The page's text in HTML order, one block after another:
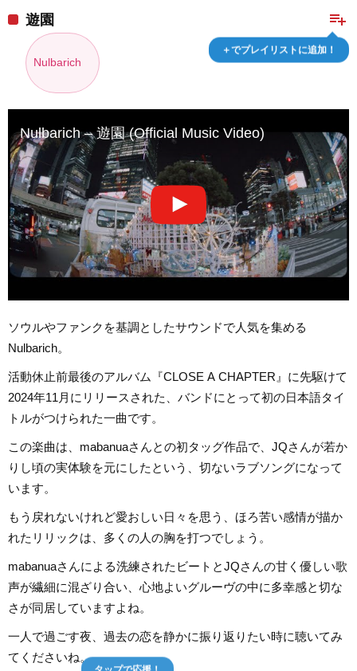
playlist_add
＋でプレイリストに追加！
遊園
Nulbarich
Nulbarich – 遊園 (Official Music Video)
ソウルやファンクを基調としたサウンドで人気を集める
Nulbarich。
活動休止前最後のアルバム『CLOSE A CHAPTER』に先駆けて
2024年11月にリリースされた、バンドにとって初の日本語タイ
トルがつけられた一曲です。
この楽曲は、mabanuaさんとの初タッグ作品で、JQさんが若か
りし頃の実体験を元にしたという、切ないラブソングになって
います。
もう戻れないけれど愛おしい日々を思う、ほろ苦い感情が描か
れたリリックは、多くの人の胸を打つでしょう。
mabanuaさんによる洗練されたビートとJQさんの甘く優しい歌
声が繊細に混ざり合い、心地よいグルーヴの中に多幸感と切な
さが同居していますよね。
一人で過ごす夜、過去の恋を静かに振り返りたい時に聴いてみ
てくださいね。